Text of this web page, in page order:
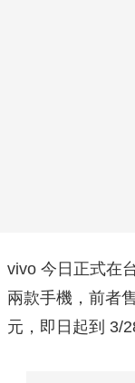
vivo 今日正式在
兩款手機，前者
元，即日起到 3/